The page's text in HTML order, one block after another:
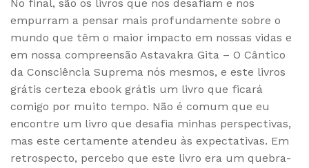
No final, são os livros que nos desafiam e nos
empurram a pensar mais profundamente sobre o
mundo que têm o maior impacto em nossas vidas e
em nossa compreensão Astavakra Gita – O Cântico
da Consciência Suprema nós mesmos, e este livros
grátis certeza ebook grátis um livro que ficará
comigo por muito tempo. Não é comum que eu
encontre um livro que desafia minhas perspectivas,
mas este certamente atendeu às expectativas. Em
retrospecto, percebo que este livro era um quebra-